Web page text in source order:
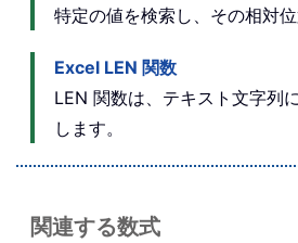
特定の値を検索し、その相対位
Excel LEN 関数
LEN 関数は、テキスト文字列
します。
関連する数式